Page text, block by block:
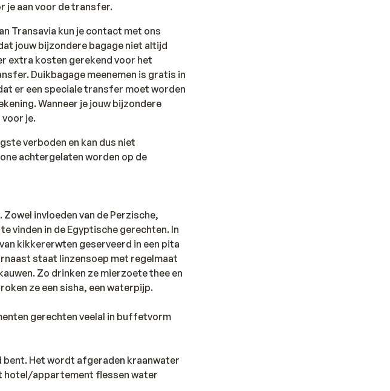
je aan voor de transfer.
Transavia kun je contact met ons
jouw bijzondere bagage niet altijd
extra kosten gerekend voor het
Duikbagage meenemen is gratis in
er een speciale transfer moet worden
Wanneer je jouw bijzondere
voor je.
verboden en kan dus niet
achtergelaten worden op de
invloeden van de Perzische,
vinden in de Egyptische gerechten. In
kikkererwten geserveerd in een pita
staat linzensoep met regelmaat
Zo drinken ze mierzoete thee en
ze een sisha, een waterpijp.
gerechten veelal in buffetvorm
bent. Het wordt afgeraden kraanwater
hotel/appartement flessen water